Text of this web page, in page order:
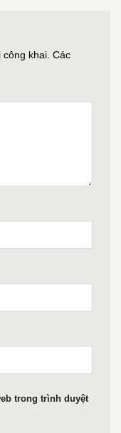
khai. Các
trong trình duyệt